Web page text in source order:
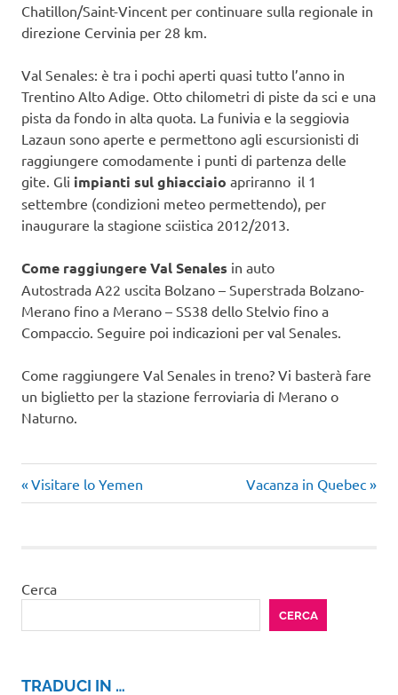
Chatillon/Saint-Vincent per continuare sulla regionale in
direzione Cervinia per 28 km.
Val Senales: è tra i pochi aperti quasi tutto l’anno in
Trentino Alto Adige. Otto chilometri di piste da sci e una
pista da fondo in alta quota. La funivia e la seggiovia
Lazaun sono aperte e permettono agli escursionisti di
raggiungere comodamente i punti di partenza delle
gite. Gli impianti sul ghiacciaio apriranno il 1
settembre (condizioni meteo permettendo), per
inaugurare la stagione sciistica 2012/2013.
Come raggiungere Val Senales in auto
Autostrada A22 uscita Bolzano – Superstrada Bolzano-
Merano fino a Merano – SS38 dello Stelvio fino a
Compaccio. Seguire poi indicazioni per val Senales.
Come raggiungere Val Senales in treno? Vi basterà fare
un biglietto per la stazione ferroviaria di Merano o
Naturno.
Navigazione
Articolo
precedente:
Visitare lo Yemen
Articolo
successivo:
Vacanza in Quebec
Cerca
CERCA
TRADUCI IN …